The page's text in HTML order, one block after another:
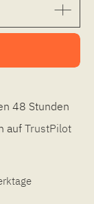
48 Stunden
auf TrustPilot